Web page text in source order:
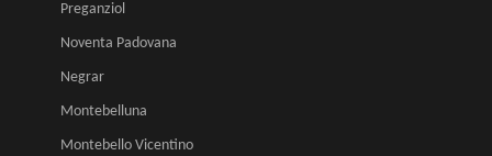
Preganziol
Noventa Padovana
Negrar
Montebelluna
Montebello Vicentino